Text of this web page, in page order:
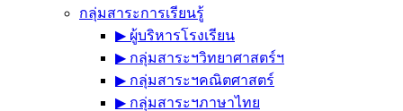
กลุ่มสาระการเรียนรู้
▶︎ ผู้บริหารโรงเรียน
▶︎ กลุ่มสาระฯวิทยาศาสตร์ฯ
▶︎ กลุ่มสาระฯคณิตศาสตร์
▶︎ กลุ่มสาระฯภาษาไทย